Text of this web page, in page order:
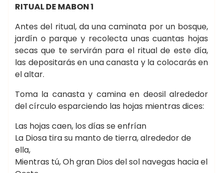
RITUAL DE MABON 1
Antes del ritual, da una caminata por un bosque,
jardín o parque y recolecta unas cuantas hojas
secas que te servirán para el ritual de este día,
las depositarás en una canasta y la colocarás en
el altar.
Toma la canasta y camina en deosil alrededor
del círculo esparciendo las hojas mientras dices:
Las hojas caen, los días se enfrían
La Diosa tira su manto de tierra, alrededor de
ella,
Mientras tú, Oh gran Dios del sol navegas hacia el